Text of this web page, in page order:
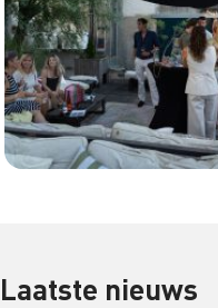
Laatste nieuws